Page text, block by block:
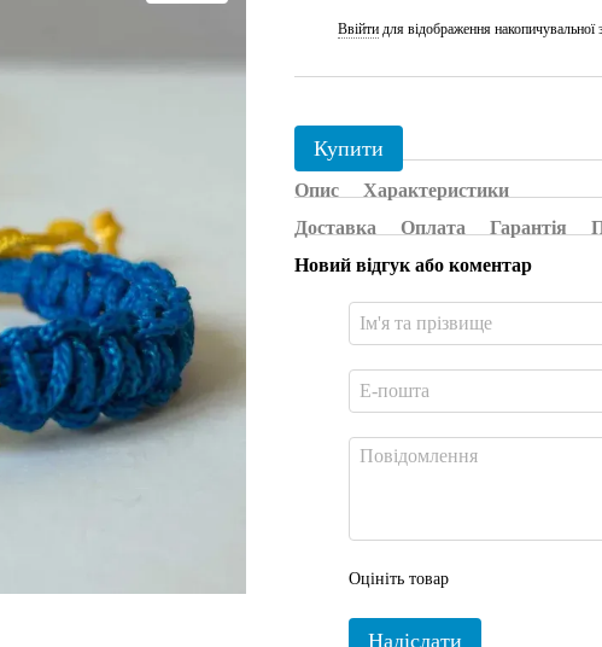
Ввійти для відображення накопичувальної
Купити
Опис
Характеристики
Доставка
Оплата Гарантія
Новий відгук або коментар
Оцініть товар
Надіслати